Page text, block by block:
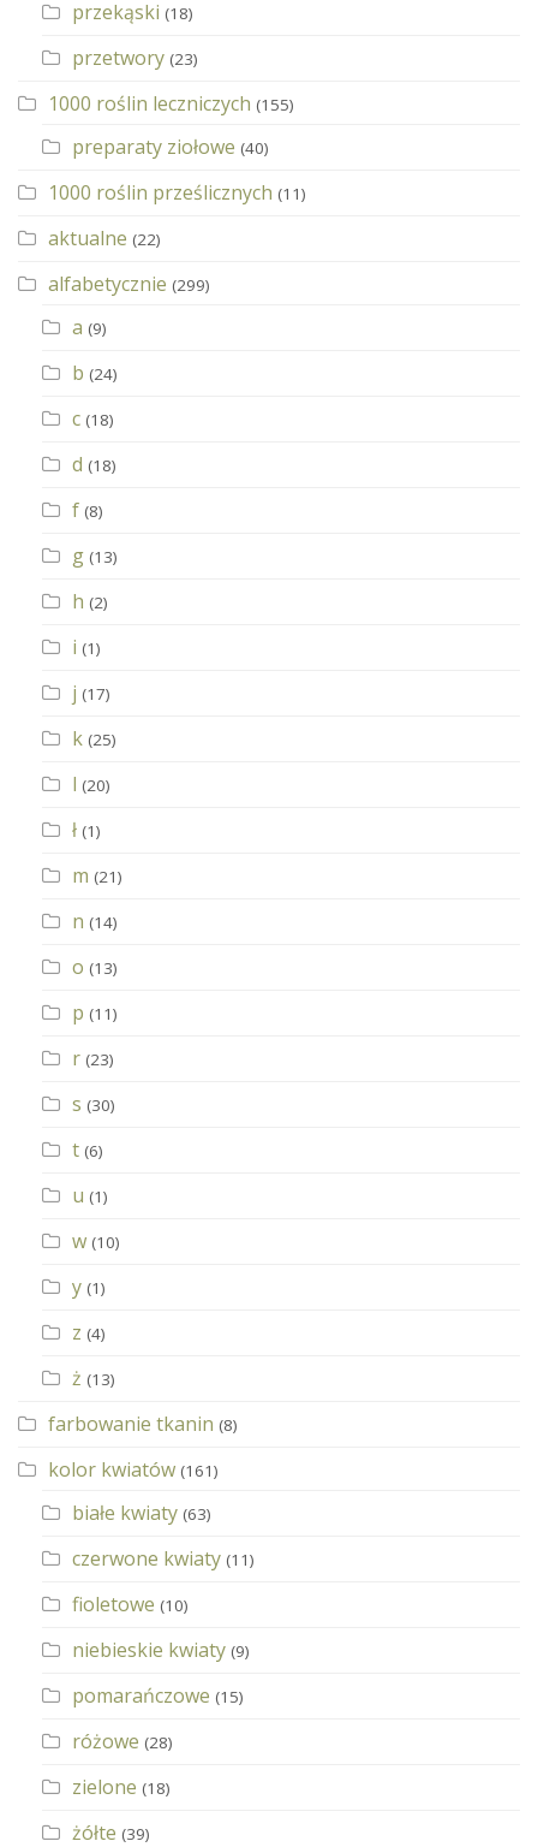
przekąski (18)
przetwory (23)
1000 roślin leczniczych (155)
preparaty ziołowe (40)
1000 roślin prześlicznych (11)
aktualne (22)
alfabetycznie (299)
a (9)
b (24)
c (18)
d (18)
f (8)
g (13)
h (2)
i (1)
j (17)
k (25)
l (20)
ł (1)
m (21)
n (14)
o (13)
p (11)
r (23)
s (30)
t (6)
u (1)
w (10)
y (1)
z (4)
ż (13)
farbowanie tkanin (8)
kolor kwiatów (161)
białe kwiaty (63)
czerwone kwiaty (11)
fioletowe (10)
niebieskie kwiaty (9)
pomarańczowe (15)
różowe (28)
zielone (18)
żółte (39)